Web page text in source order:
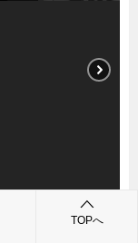
TOPへ